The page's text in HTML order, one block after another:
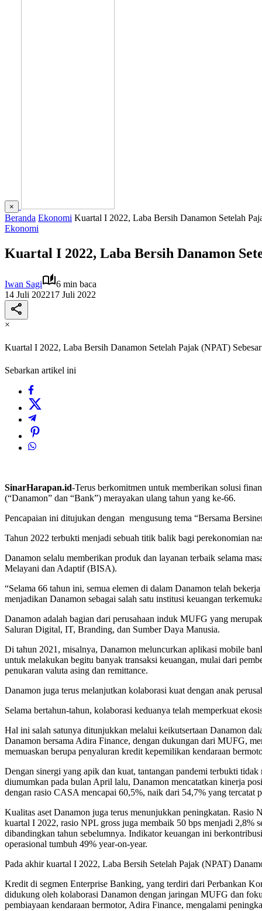
×
Beranda Ekonomi Kuartal I 2022, Laba Bersih Danamon Setelah
Ekonomi
Kuartal I 2022, Laba Bersih Danamon
Iwan Sagi
6 min baca
14 Juli 202217 Juli 2022
×
Kuartal I 2022, Laba Bersih Danamon Setelah Pajak (NPAT)
Sebarkan artikel ini
SinarHarapan.id-Terus berkomitmen untuk memberikan solusi
(“Danamon” dan “Bank”) merayakan ulang tahun yang ke-66.
Pencapaian ini ditujukan dengan mengusung tema “Bersama
Tahun 2022 terbukti menjadi sebuah titik balik bagi perekonomian
Danamon selalu memberikan produk dan layanan terbaik selama
Melayani dan Adaptif (BISA).
“Selama 66 tahun ini, semua elemen di dalam Danamon telah
menjadikan Danamon sebagai salah satu institusi keuangan
Danamon adalah bagian dari perusahaan induk MUFG yang
Saluran Digital, IT, Branding, dan Sumber Daya Manusia.
Di tahun 2021, misalnya, Danamon meluncurkan aplikasi mobile
untuk melakukan begitu banyak transaksi keuangan, mulai dari
penukaran valuta asing dan remittance.
Danamon juga terus melanjutkan kolaborasi kuat dengan anak
Selama bertahun-tahun, kolaborasi keduanya telah memperkuat
Hal ini salah satunya ditunjukkan melalui keikutsertaan Danamon
Danamon bersama Adira Finance, dengan dukungan dari MUFG,
memuaskan berupa penyaluran kredit kepemilikan kendaraan
Dengan sinergi yang apik dan kuat, tantangan pandemi terbukti
diumumkan pada bulan April lalu, Danamon mencatatkan kinerja
dengan rasio CASA mencapai 60,5%, naik dari 54,7% yang tercatat
Kualitas aset Danamon juga terus menunjukkan peningkatan.
kuartal I 2022, rasio NPL gross juga membaik 50 bps menjadi 2,8%
dibandingkan tahun sebelumnya. Indikator keuangan ini
operasional tumbuh 49% year-on-year.
Pada akhir kuartal I 2022, Laba Bersih Setelah Pajak (NPAT)
Kredit di segmen Enterprise Banking, yang terdiri dari Perbankan
didukung oleh kolaborasi Danamon dengan jaringan MUFG dan
pembiayaan kendaraan bermotor, Adira Finance, mengalami